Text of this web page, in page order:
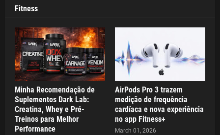
Fitness
Minha Recomendação de
Suplementos Dark Lab:
Creatina, Whey e Pré-
Treinos para Melhor
Performance
AirPods Pro 3 trazem
medição de frequência
cardíaca e nova experiência
no app Fitness+
March 01, 2026